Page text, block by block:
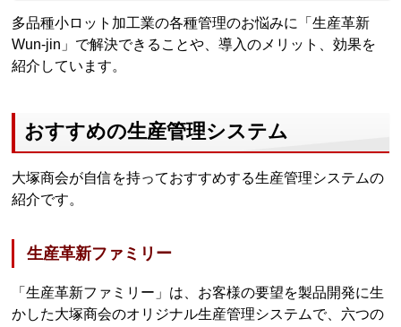
多品種小ロット加工業の各種管理のお悩みに「生産革新
Wun-jin」で解決できることや、導入のメリット、効果を
紹介しています。
おすすめの生産管理システム
大塚商会が自信を持っておすすめする生産管理システムの
紹介です。
生産革新ファミリー
「生産革新ファミリー」は、お客様の要望を製品開発に生
かした大塚商会のオリジナル生産管理システムで、六つの